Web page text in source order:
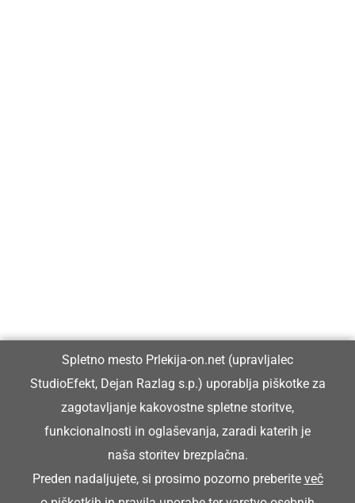
Glavni in odgovorni urednik:
Dejan Razlag
info@prlekija-on.net
Spletno mesto Prlekija-on.net (upravljalec
StudioEfekt, Dejan Razlag s.p.) uporablja piškotke za
zagotavljanje kakovostne spletne storitve,
funkcionalnosti in oglaševanja, zaradi katerih je
naša storitev brezplačna.
Preden nadaljujete, si prosimo pozorno preberite več